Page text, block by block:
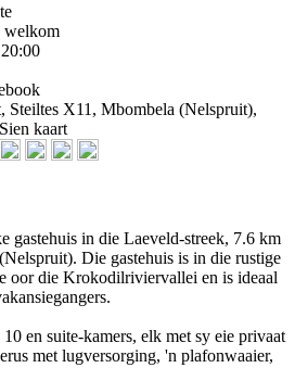
welkom
Steiltes X11, Mbombela (Nelspruit),
Sien kaart
gastehuis in die Laeveld-streek, 7.6 km
Die gastehuis is in die rustige
oor die Krokodilriviervallei en is ideaal
en suite-kamers, elk met sy eie privaat
met lugversorging, 'n plafonwaaier,